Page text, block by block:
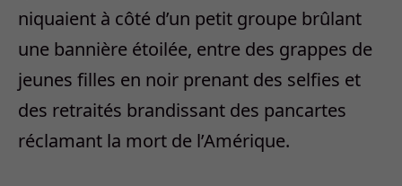
niquaient à côté d’un petit groupe brûlant
une bannière étoilée, entre des grappes de
jeunes filles en noir prenant des selfies et
des retraités brandissant des pancartes
réclamant la mort de l’Amérique.